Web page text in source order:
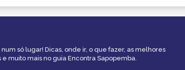
só lugar! Dicas, onde ir, o que fazer, as melhores
muito mais no guia Encontra Sapopemba.